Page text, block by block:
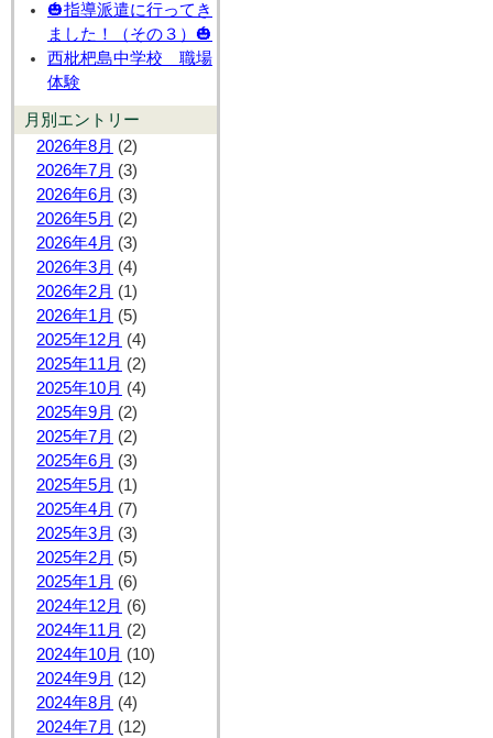
🎃指導派遣に行ってき
ました！（その３）🎃
西枇杷島中学校 職場
体験
月別エントリー
2026年8月 (2)
2026年7月 (3)
2026年6月 (3)
2026年5月 (2)
2026年4月 (3)
2026年3月 (4)
2026年2月 (1)
2026年1月 (5)
2025年12月 (4)
2025年11月 (2)
2025年10月 (4)
2025年9月 (2)
2025年7月 (2)
2025年6月 (3)
2025年5月 (1)
2025年4月 (7)
2025年3月 (3)
2025年2月 (5)
2025年1月 (6)
2024年12月 (6)
2024年11月 (2)
2024年10月 (10)
2024年9月 (12)
2024年8月 (4)
2024年7月 (12)